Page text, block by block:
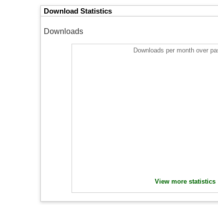
Download Statistics
Downloads
Downloads per month over
View more statistics